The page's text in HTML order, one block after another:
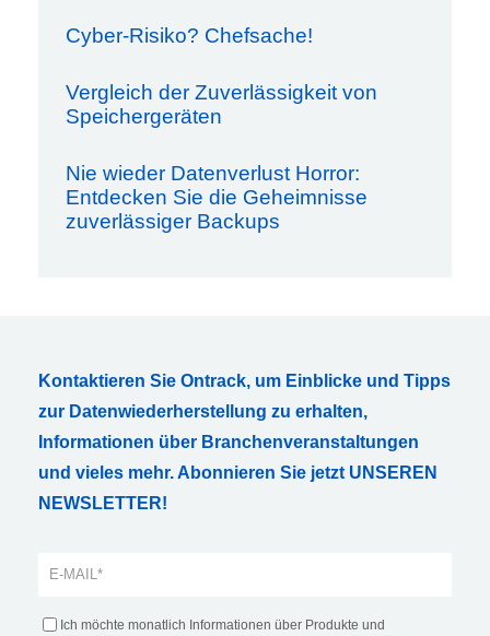
Cyber-Risiko? Chefsache!
Vergleich der Zuverlässigkeit von
Speichergeräten
Nie wieder Datenverlust Horror:
Entdecken Sie die Geheimnisse
zuverlässiger Backups
Kontaktieren Sie Ontrack, um Einblicke und Tipps
zur Datenwiederherstellung zu erhalten,
Informationen über Branchenveranstaltungen
und vieles mehr. Abonnieren Sie jetzt UNSEREN
NEWSLETTER!
Ich möchte monatlich Informationen über Produkte und